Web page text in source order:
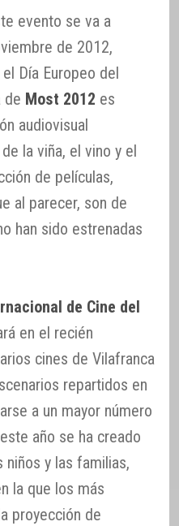
evento se va a
de 2012,
Día Europeo del
de Most 2012 es
audiovisual
la viña, el vino y el
de películas,
al parecer, son de
han sido estrenadas
de Cine del
en el recién
cines de Vilafranca
repartidos en
a un mayor número
año se ha creado
niños y las familias,
la que los más
proyección de